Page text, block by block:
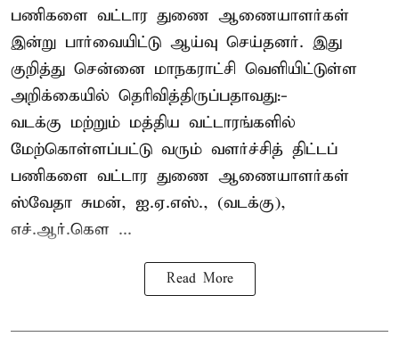
பணிகளை வட்டார துணை ஆணையாளர்கள்
இன்று பார்வையிட்டு ஆய்வு செய்தனர். இது
குறித்து சென்னை மாநகராட்சி வெளியிட்டுள்ள
அறிக்கையில் தெரிவித்திருப்பதாவது:-
வடக்கு மற்றும் மத்திய வட்டாரங்களில்
மேற்கொள்ளப்பட்டு வரும் வளர்ச்சித் திட்டப்
பணிகளை வட்டார துணை ஆணையாளர்கள்
ஸ்வேதா சுமன், ஐ.ஏ.எஸ்., (வடக்கு),
எச்.ஆர்.கௌ ...
Read More